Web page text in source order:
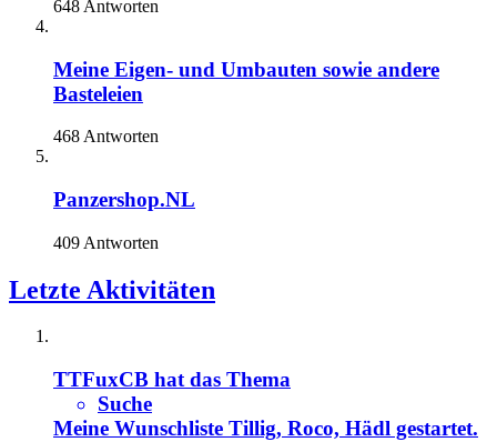
648 Antworten
Meine Eigen- und Umbauten sowie andere
Basteleien
468 Antworten
Panzershop.NL
409 Antworten
Letzte Aktivitäten
TTFuxCB hat das Thema
Suche
Meine Wunschliste Tillig, Roco, Hädl gestartet.